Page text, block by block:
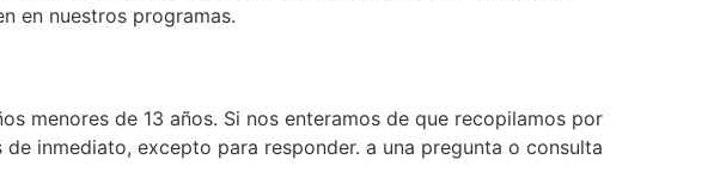
en nuestros programas.
menores de 13 años. Si nos enteramos de que recopilamos por
inmediato, excepto para responder. a una pregunta o consulta